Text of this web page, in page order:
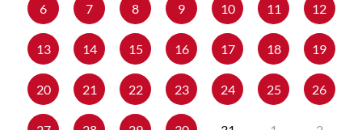
6 7 8 9 10 11 12
13 14 15 16 17 18 19
20 21 22 23 24 25 26